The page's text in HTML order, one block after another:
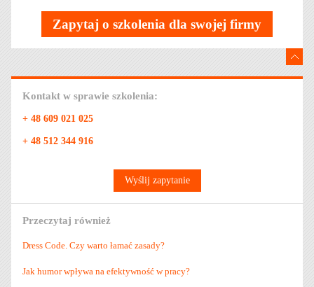
Zapytaj o szkolenia dla swojej firmy
Kontakt w sprawie szkolenia:
+ 48 609 021 025
+ 48 512 344 916
Wyślij zapytanie
Przeczytaj również
Dress Code. Czy warto łamać zasady?
Jak humor wpływa na efektywność w pracy?